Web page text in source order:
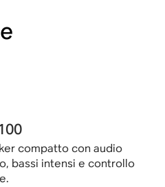
compatto con audio
bassi intensi e controllo